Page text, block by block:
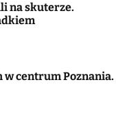
na skuterze.
w centrum Poznania.